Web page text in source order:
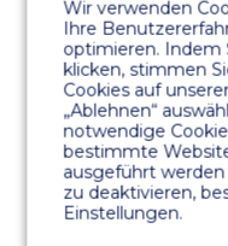
Wir verwenden
Ihre
optimieren. Indem
klicken, stimmen
Cookies auf
„Ablehnen“
notwendige
bestimmte
ausgeführt
zu deaktivieren,
Einstellungen.